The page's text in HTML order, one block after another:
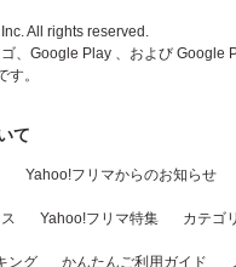
All rights reserved.
、Google Play 、および Google
。
て
Yahoo!フリマからのお知らせ
Yahoo!フリマ特集 カテゴ
ング かんたんご利用ガイド